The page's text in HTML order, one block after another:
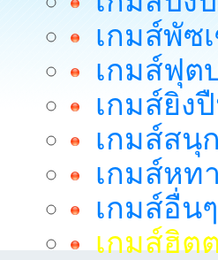
เกมส์พัซ
เกมส์ฟุต
เกมส์ยิง
เกมส์สนุ
เกมส์หท
เกมส์อื่นๆ
เกมส์ฮิต